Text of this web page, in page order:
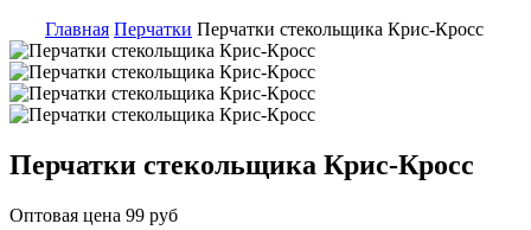
Главная Перчатки Перчатки стекольщика Крис-Кросс
Перчатки стекольщика Крис-Кросс
Оптовая цена 99 руб